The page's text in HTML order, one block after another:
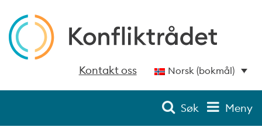
Kontakt oss Norsk (bokmål)
Søk Meny